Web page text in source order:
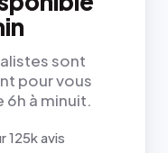
sont
pour vous
à minuit.
125k avis